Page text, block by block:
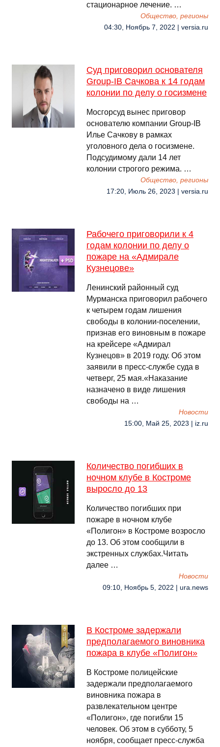
стационарное лечение. …
Общество, регионы
04:30, Ноябрь 7, 2022 | versia.ru
Суд приговорил основателя
Group-IB Сачкова к 14 годам
колонии по делу о госизмене
Мосгорсуд вынес приговор
основателю компании Group-IB
Илье Сачкову в рамках
уголовного дела о госизмене.
Подсудимому дали 14 лет
колонии строгого режима. …
Общество, регионы
17:20, Июль 26, 2023 | versia.ru
Рабочего приговорили к 4
годам колонии по делу о
пожаре на «Адмирале
Кузнецове»
Ленинский районный суд
Мурманска приговорил рабочего
к четырем годам лишения
свободы в колонии-поселении,
признав его виновным в пожаре
на крейсере «Адмирал
Кузнецов» в 2019 году. Об этом
заявили в пресс-службе суда в
четверг, 25 мая.«Наказание
назначено в виде лишения
свободы на …
Новости
15:00, Май 25, 2023 | iz.ru
Количество погибших в
ночном клубе в Костроме
выросло до 13
Количество погибших при
пожаре в ночном клубе
«Полигон» в Костроме возросло
до 13. Об этом сообщили в
экстренных службах.Читать
далее …
Новости
09:10, Ноябрь 5, 2022 | ura.news
В Костроме задержали
предполагаемого виновника
пожара в клубе «Полигон»
В Костроме полицейские
задержали предполагаемого
виновника пожара в
развлекательном центре
«Полигон», где погибли 15
человек. Об этом в субботу, 5
ноября, сообщает пресс-служба